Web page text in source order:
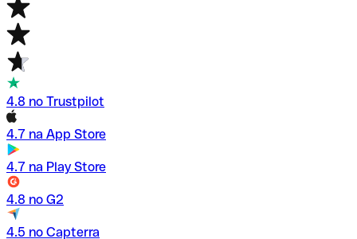
4.8 no Trustpilot
4.7 na App Store
4.7 na Play Store
4.8 no G2
4.5 no Capterra